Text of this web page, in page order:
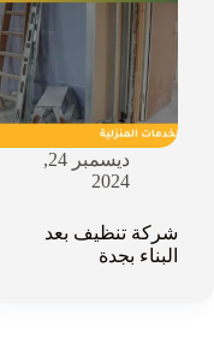
ديسمبر 24,
2024
شركة تنظيف بعد
البناء بجدة